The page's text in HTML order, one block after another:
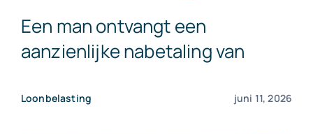
Een man ontvangt een
aanzienlijke nabetaling van
Loonbelasting juni 11, 2026